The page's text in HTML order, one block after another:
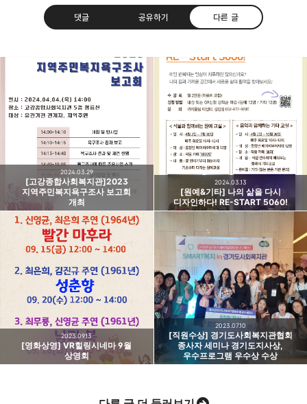
댓글 공유하기 다른 글
고강종합사회복지관
주민의 가능성과 꿈을 실현하는 지역사회를 응원하는
고강종합사회복지관입니다.
구독하기
카카오톡 트위터
밴드 네이버 블로그
[고강종합사회복지관]2023
지역주민복지욕구조사 보고회
개최
2024.03.29
[원예&기타] 나의 삶을 다시
디자인하다! RE-START 5060!
2024.03.13
[영화상영] VR힐링시네마 9월
상영회
2023.09.13
[직원수상] 경기도사회복지관협회
종사자 세미나 경기도지사상,
우수프로그램 우수상 수상
2023.07.10